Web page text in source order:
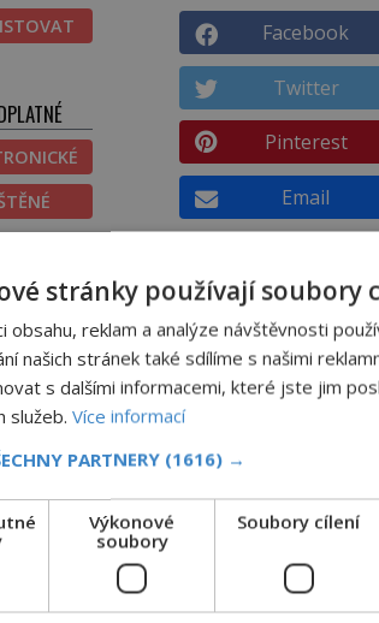
Facebook
Twitter
Pinterest
Email
Může být příšera
duchem pravěkého
Výbuch, muzeum a
ulicích. Pět osudů
raketoplánů
Ani zima nezkazí přítomným
stránky používají soubory
obsahu, reklam a analýze návštěvnosti
našich stránek také sdílíme s našimi
s dalšími informacemi, které jste jim
služeb. Více informací
PARTNERY (1616) →
Výkonové
soubory
Soubory cílení